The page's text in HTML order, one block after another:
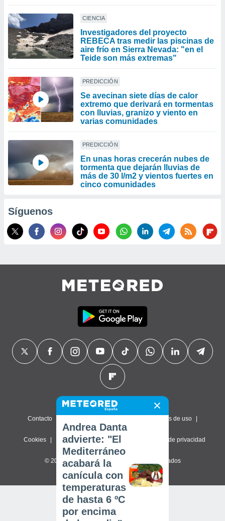
CIENCIA
Investigadores del proyecto
REBECA tras medir las piscinas de
aire frío en Sierra Nevada: "en el
Teide son más extremas"
PREDICCIÓN
Se avecinan siete días de calor
extremo que derivará en tormentas
con lluvias, granizo y viento en
varias comunidades
PREDICCIÓN
En unas horas crecerán nubes de
tormenta que dejarán lluvias de
más de 30 l/m2 y vientos fuertes en
cinco comunidades
Síguenos
Contacto Términos de uso
Cookies Política de privacidad Configuración de privacidad
© 2026 Meteored. Todos los derechos reservados
Andrea Danta
advierte: "El
Mediterráneo
acabará la
canícula con
temperaturas
de hasta 6 ºC
por encima